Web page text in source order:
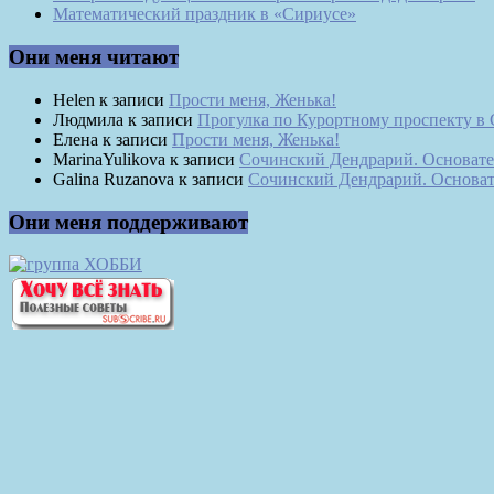
Математический праздник в «Сириусе»
Они меня читают
Helen к записи Прости меня, Женька!
Людмила к записи Прогулка по Курортному проспекту в
Елена к записи Прости меня, Женька!
MarinaYulikova к записи Сочинский Дендрарий.
Galina Ruzanova к записи Сочинский Дендрарий.
Они меня поддерживают